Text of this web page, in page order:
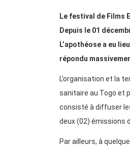
Le festival de Films
Depuis le 01
L’apothéose a eu
répondu
L’organisation et la
sanitaire au Togo et
consisté à diffuser
deux (02) émissions
Par ailleurs, à